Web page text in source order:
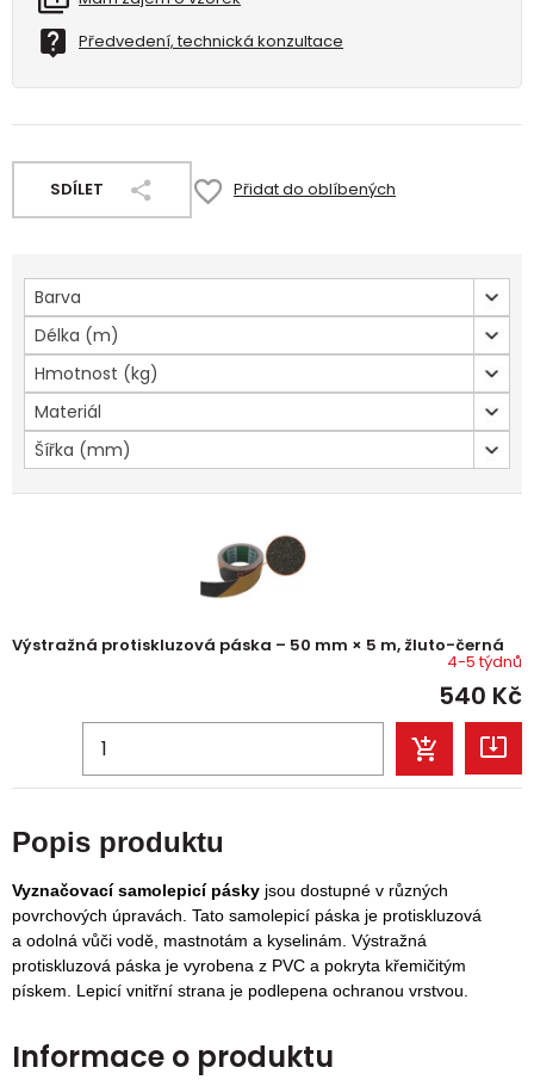
Předvedení, technická konzultace
SDÍLET Přidat do oblíbených
Barva
Délka (m)
Hmotnost (kg)
Materiál
Šířka (mm)
Výstražná protiskluzová páska – 50 mm × 5 m, žluto-černá
4-5 týdnů
540 Kč
Popis produktu
Vyznačovací samolepicí pásky jsou dostupné v různých
povrchových úpravách. Tato samolepicí páska je protiskluzová
a odolná vůči vodě, mastnotám a kyselinám. Výstražná
protiskluzová páska je vyrobena z PVC a pokryta křemičitým
pískem. Lepicí vnitřní strana je podlepena ochranou vrstvou.
Informace o produktu